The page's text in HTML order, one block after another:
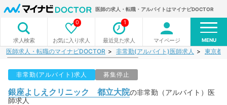
医師の求人・転職・アルバイトはマイナビDOCTOR
求人検索 お気に入り求人
0
最近見た求人
1
マイページ MENU
医師求人・転職のマイナビDOCTOR 非常勤(アルバイト)医師求人 東京都
非常勤(アルバイト)求人 募集停止
銀座よしえクリニック 都立大院の非常勤（アルバイト）医
師求人